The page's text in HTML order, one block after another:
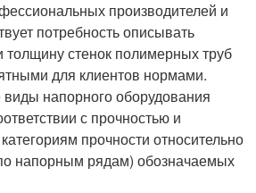
производителей и
потребность описывать
стенок полимерных труб
для клиентов нормами.
напорного оборудования
с прочностью и
прочности относительно
напорным рядам) обозначаемых